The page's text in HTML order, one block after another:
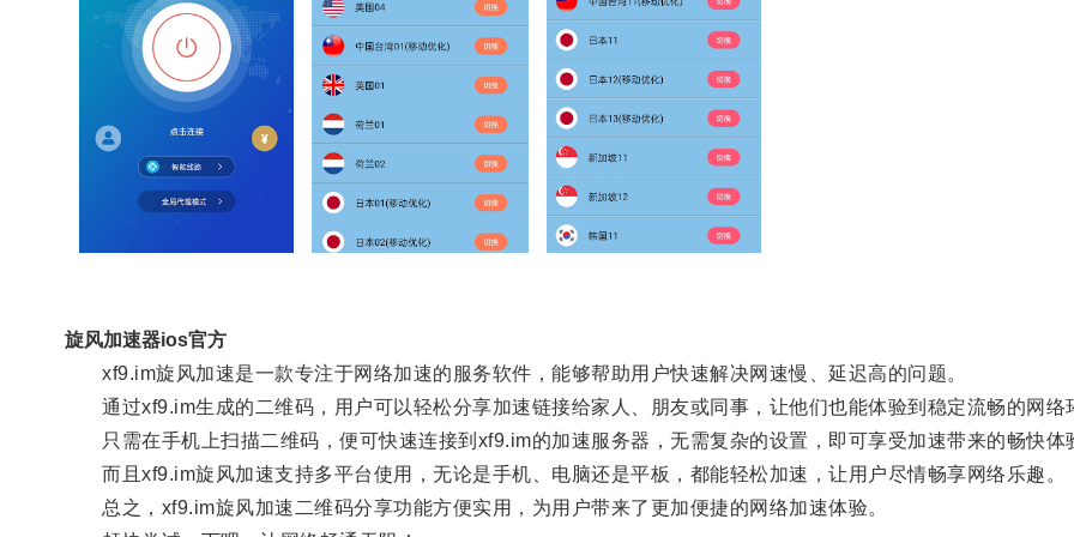
旋风加速器ios官方
xf9.im旋风加速是一款专注于网络加速的服务软件，能够帮助用户快速解决网速慢、延迟高的问题。
通过xf9.im生成的二维码，用户可以轻松分享加速链接给家人、朋友或同事，让他们也能体验到稳定流畅的网络
只需在手机上扫描二维码，便可快速连接到xf9.im的加速服务器，无需复杂的设置，即可享受加速带来的畅快体
而且xf9.im旋风加速支持多平台使用，无论是手机、电脑还是平板，都能轻松加速，让用户尽情畅享网络乐趣。
总之，xf9.im旋风加速二维码分享功能方便实用，为用户带来了更加便捷的网络加速体验。